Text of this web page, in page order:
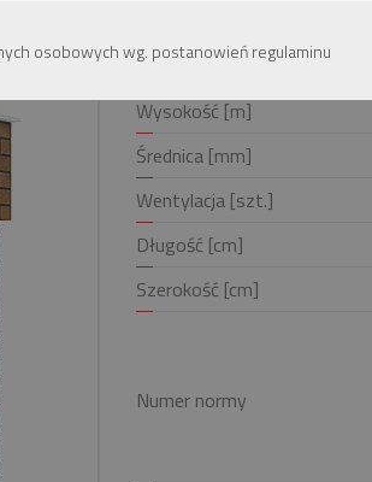
System
Wysokość [m]
Średnica [mm]
Wentylacja [szt.]
Długość [cm]
Szerokość [cm]
Numer normy
osobowych wg. postanowień regulaminu